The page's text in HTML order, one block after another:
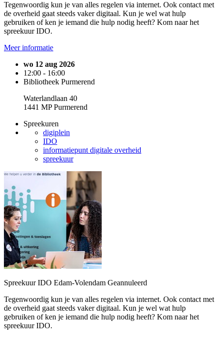
Tegenwoordig kun je van alles regelen via internet. Ook contact met
de overheid gaat steeds vaker digitaal. Kun je wel wat hulp
gebruiken of ken je iemand die hulp nodig heeft? Kom naar het
spreekuur IDO.
Meer informatie
wo 12 aug 2026
12:00 - 16:00
Bibliotheek Purmerend
Waterlandlaan 40
1441 MP Purmerend
Spreekuren
digiplein
IDO
informatiepunt digitale overheid
spreekuur
Spreekuur IDO Edam-Volendam Geannuleerd
Tegenwoordig kun je van alles regelen via internet. Ook contact met
de overheid gaat steeds vaker digitaal. Kun je wel wat hulp
gebruiken of ken je iemand die hulp nodig heeft? Kom naar het
spreekuur IDO.